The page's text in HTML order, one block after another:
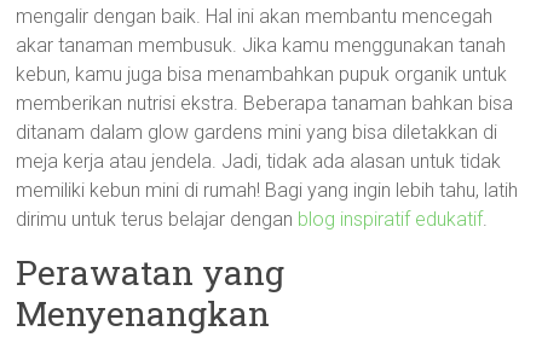
mengalir dengan baik. Hal ini akan membantu mencegah
akar tanaman membusuk. Jika kamu menggunakan tanah
kebun, kamu juga bisa menambahkan pupuk organik untuk
memberikan nutrisi ekstra. Beberapa tanaman bahkan bisa
ditanam dalam glow gardens mini yang bisa diletakkan di
meja kerja atau jendela. Jadi, tidak ada alasan untuk tidak
memiliki kebun mini di rumah! Bagi yang ingin lebih tahu, latih
dirimu untuk terus belajar dengan blog inspiratif edukatif.
Perawatan yang
Menyenangkan